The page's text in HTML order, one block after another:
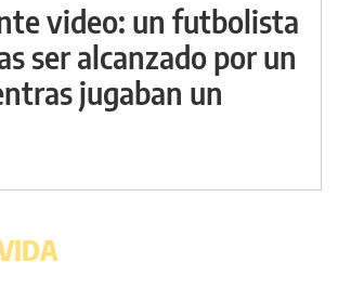
video: un futbolista
ser alcanzado por un
jugaban un